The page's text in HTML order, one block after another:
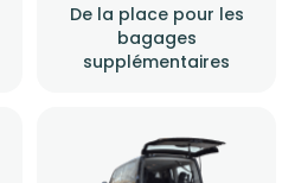
De la place pour les
bagages
supplémentaires